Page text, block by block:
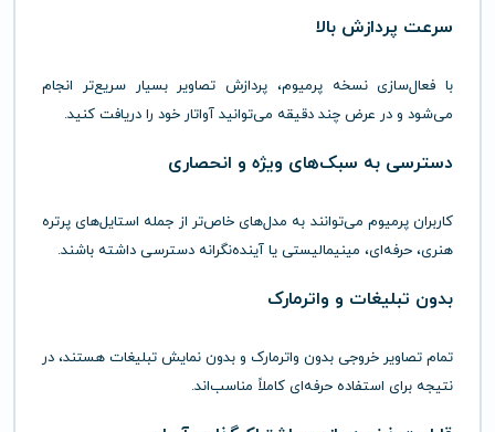
سرعت پردازش بالا
با فعال‌سازینسخهپرمیوم، پردازش تصاویربسیارسریع‌تر انجام
می‌شود و در عرض چند دقیقه می‌توانید آواتار خود را دریافت کنید.
دسترسی به سبک‌های ویژه و انحصاری
کاربرانپرمیوم می‌توانند به مدل‌هایخاص‌تر از جمله استایل‌های پرتره
هنری، حرفه‌ای، مینیمالیستی یا آینده‌نگرانه دسترسی داشته باشند.
بدون تبلیغات و واترمارک
تمام تصاویر خروجی بدون واترمارک و بدون نمایش تبلیغات هستند، در
نتیجه برای استفاده حرفه‌ای کاملاً مناسب‌اند.